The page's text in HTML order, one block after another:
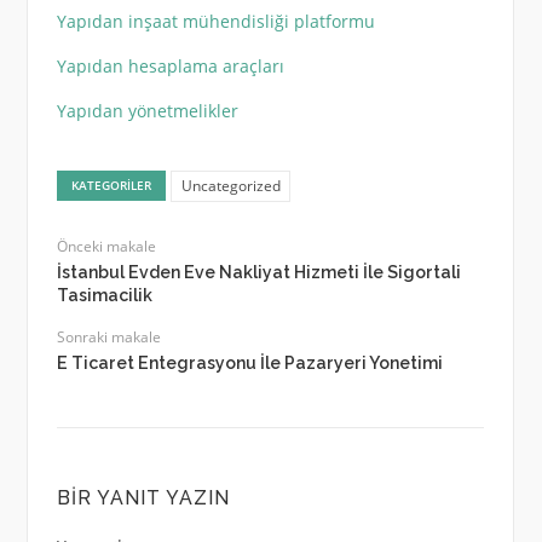
Yapıdan inşaat mühendisliği platformu
Yapıdan hesaplama araçları
Yapıdan yönetmelikler
KATEGORILER Uncategorized
Önceki makale
İstanbul Evden Eve Nakliyat Hizmeti İle Sigortali
Tasimacilik
Sonraki makale
E Ticaret Entegrasyonu İle Pazaryeri Yonetimi
BIR YANIT YAZIN